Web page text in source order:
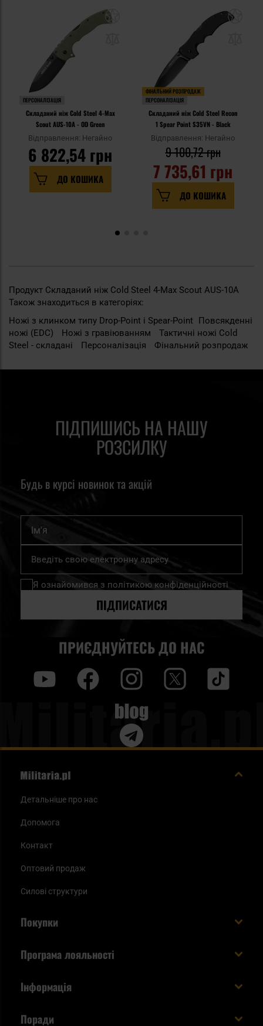
ПЕРСОНАЛІЗАЦІЯ
Складаний ніж Cold Steel 4-Max
Scout AUS-10A - OD Green
Відправлення: Негайно
6 822,54 грн
ДО КОШИКА
ФІНАЛЬНИЙ РОЗПРОДАЖ
ПЕРСОНАЛІЗАЦІЯ
Складаний ніж Cold Steel Recon
1 Spear Point S35VN - Black
Відправлення: Негайно
7 735,61 грн
9 100,72 грн
ДО КОШИКА
Продукт Складаний ніж Cold Steel 4-Max Scout AUS-10A
Також знаходиться в категоріях:
Ножі з клинком типу Drop-Point i Spear-Point
Повсякденні
ножі (EDC)
Ножі з гравіюванням
Тактичні ножі Cold
Steel - складані
Персоналізація Фінальний розпродаж
ПІДПИШИСЬ НА НАШУ
РОЗСИЛКУ
Будь в курсі новинок та акцій
Підпишіться
нашу
розсилку
Я ознайомився з політикою конфіденційності
ПІДПИСАТИСЯ
ПРИЄДНУЙТЕСЬ ДО НАС
Blog
Детальніше про нас
Допомога
Контакт
Оптовий продаж
Силові структури
Покупки
Способи оплати
Статус замовлення
Програма лояльності
Інформація
Поради